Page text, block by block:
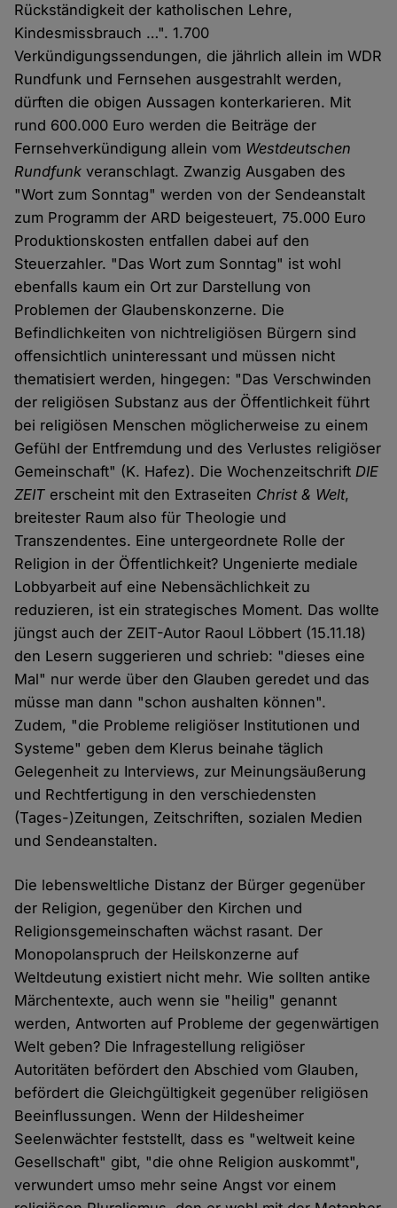
Rückständigkeit der katholischen Lehre,
Kindesmissbrauch …". 1.700
Verkündigungssendungen, die jährlich allein im WDR
Rundfunk und Fernsehen ausgestrahlt werden,
dürften die obigen Aussagen konterkarieren. Mit
rund 600.000 Euro werden die Beiträge der
Fernsehverkündigung allein vom Westdeutschen
Rundfunk veranschlagt. Zwanzig Ausgaben des
"Wort zum Sonntag" werden von der Sendeanstalt
zum Programm der ARD beigesteuert, 75.000 Euro
Produktionskosten entfallen dabei auf den
Steuerzahler. "Das Wort zum Sonntag" ist wohl
ebenfalls kaum ein Ort zur Darstellung von
Problemen der Glaubenskonzerne. Die
Befindlichkeiten von nichtreligiösen Bürgern sind
offensichtlich uninteressant und müssen nicht
thematisiert werden, hingegen: "Das Verschwinden
der religiösen Substanz aus der Öffentlichkeit führt
bei religiösen Menschen möglicherweise zu einem
Gefühl der Entfremdung und des Verlustes religiöser
Gemeinschaft" (K. Hafez). Die WochenzeitschriftDIE
ZEIT erscheint mit den Extraseiten Christ & Welt,
breitester Raum also für Theologie und
Transzendentes. Eine untergeordnete Rolle der
Religion in der Öffentlichkeit? Ungenierte mediale
Lobbyarbeit auf eine Nebensächlichkeit zu
reduzieren, ist ein strategisches Moment. Das wollte
jüngst auch der ZEIT-Autor Raoul Löbbert (15.11.18)
den Lesern suggerieren und schrieb: "dieses eine
Mal" nur werde über den Glauben geredet und das
müsse man dann "schon aushalten können".
Zudem, "die Probleme religiöser Institutionen und
Systeme" geben dem Klerus beinahe täglich
Gelegenheit zu Interviews, zur Meinungsäußerung
und Rechtfertigung in den verschiedensten
(Tages-)Zeitungen, Zeitschriften, sozialen Medien
und Sendeanstalten.
Die lebensweltliche Distanz der Bürger gegenüber
der Religion, gegenüber den Kirchen und
Religionsgemeinschaften wächst rasant. Der
Monopolanspruch der Heilskonzerne auf
Weltdeutung existiert nicht mehr. Wie sollten antike
Märchentexte, auch wenn sie "heilig" genannt
werden, Antworten auf Probleme der gegenwärtigen
Welt geben? Die Infragestellung religiöser
Autoritäten befördert den Abschied vom Glauben,
befördert die Gleichgültigkeit gegenüber religiösen
Beeinflussungen. Wenn der Hildesheimer
Seelenwächter feststellt, dass es "weltweit keine
Gesellschaft" gibt, "die ohne Religion auskommt",
verwundert umso mehr seine Angst vor einem